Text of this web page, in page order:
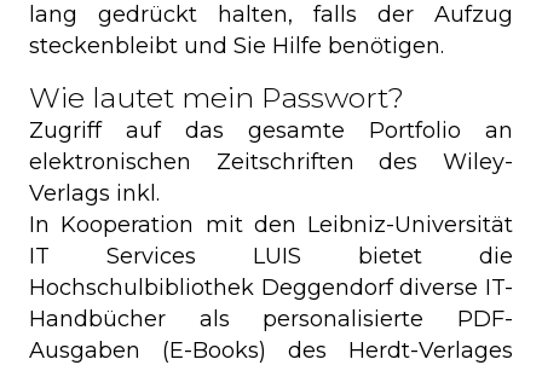
lang gedrückt halten, falls der Aufzug
steckenbleibt und Sie Hilfe benötigen.
Wie lautet mein Passwort?
Zugriff auf das gesamte Portfolio an
elektronischen Zeitschriften des Wiley-
Verlags inkl.
In Kooperation mit den Leibniz-Universität
IT Services LUIS bietet die
Hochschulbibliothek Deggendorf diverse IT-
Handbücher als personalisierte PDF-
Ausgaben (E-Books) des Herdt-Verlages